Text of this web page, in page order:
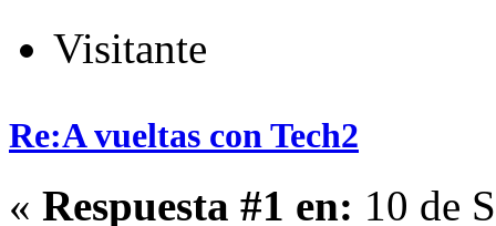
Visitante
Re:A vueltas con Tech2
« Respuesta #1 en: 10 de